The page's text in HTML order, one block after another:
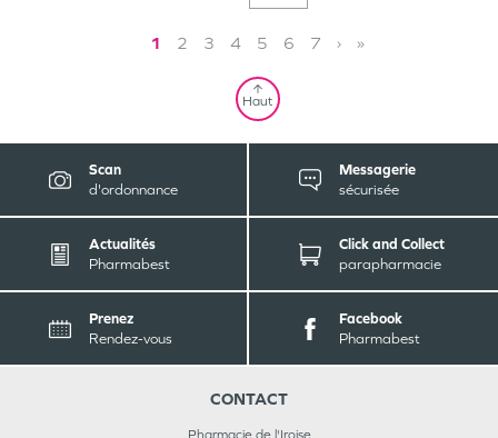
1 2 3 4 5 6 7 › »
Haut
Scan
d'ordonnance
Messagerie
sécurisée
Actualités
Pharmabest
Click and Collect
parapharmacie
Prenez
Rendez-vous
Facebook
Pharmabest
CONTACT
Pharmacie de l'Iroise